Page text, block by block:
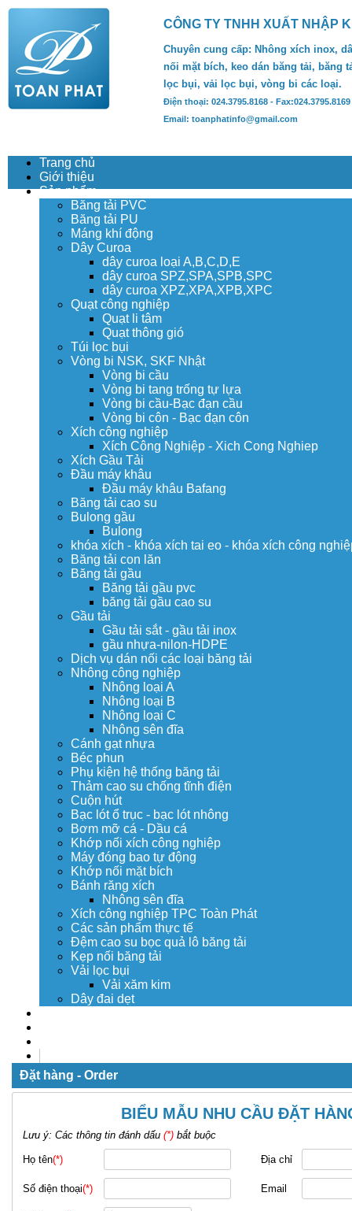
CÔNG TY TNHH XUẤT NHẬP
Chuyên cung cấp: Nhông xích inox,
nối mặt bích, keo dán băng tải, băng
lọc bụi, vải lọc bụi, vòng bi các loại.
Điện thoại: 024.3795.8168 - Fax:024.3795.8169
Email: toanphatinfo@gmail.com
Trang chủ
Giới thiệu
Sản phẩm
Băng tải PVC
Băng tải PU
Máng khí động
Dây Curoa
dây curoa loại A,B,C,D,E
dây curoa SPZ,SPA,SPB,SPC
dây curoa XPZ,XPA,XPB,XPC
Quạt công nghiệp
Quạt li tâm
Quạt thông gió
Túi lọc bụi
Vòng bi NSK, SKF Nhật
Vòng bi cầu
Vòng bi tang trống tự lựa
Vòng bi cầu-Bạc đạn cầu
Vòng bi côn - Bạc đạn côn
Xích công nghiệp
Xích Công Nghiệp - Xich Cong Nghiep
Xích Gầu Tải
Đầu máy khâu
Đầu máy khâu Bafang
Băng tải cao su
Bulong gầu
Bulong
khóa xích - khóa xích tai eo - khóa xích công
Băng tải con lăn
Băng tải gầu
Băng tải gầu pvc
băng tải gầu cao su
Gầu tải
Gầu tải sắt - gầu tải inox
gầu nhựa-nilon-HDPE
Dịch vụ dán nối các loại băng tải
Nhông công nghiệp
Nhông loại A
Nhông loại B
Nhông loại C
Nhông sên đĩa
Cánh gạt nhựa
Béc phun
Phụ kiện hệ thống băng tải
Thảm cao su chống tĩnh điện
Cuộn hút
Bạc lót ổ trục - bạc lót nhông
Bơm mỡ cá - Dầu cá
Khớp nối xích công nghiệp
Máy đóng bao tự động
Khớp nối mặt bích
Bánh răng xích
Nhông sên đĩa
Xích công nghiệp TPC Toàn Phát
Các sản phẩm thực tế
Đệm cao su bọc quả lô băng tải
Kẹp nối băng tải
Vải lọc bụi
Vải xăm kim
Dây đai dẹt
Đặt hàng - Order
BIỂU MẪU NHU CẦU ĐẶT
Lưu ý: Các thông tin đánh dấu (*) bắt buộc
Họ tên(*) Địa chỉ
Số điện thoại(*) Email